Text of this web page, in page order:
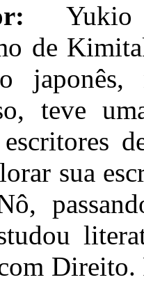
Yukio
de
teve
sua
Direito.